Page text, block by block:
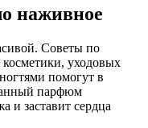
наживное
Советы по
уходовых
помогут в
парфюм
и заставит сердца